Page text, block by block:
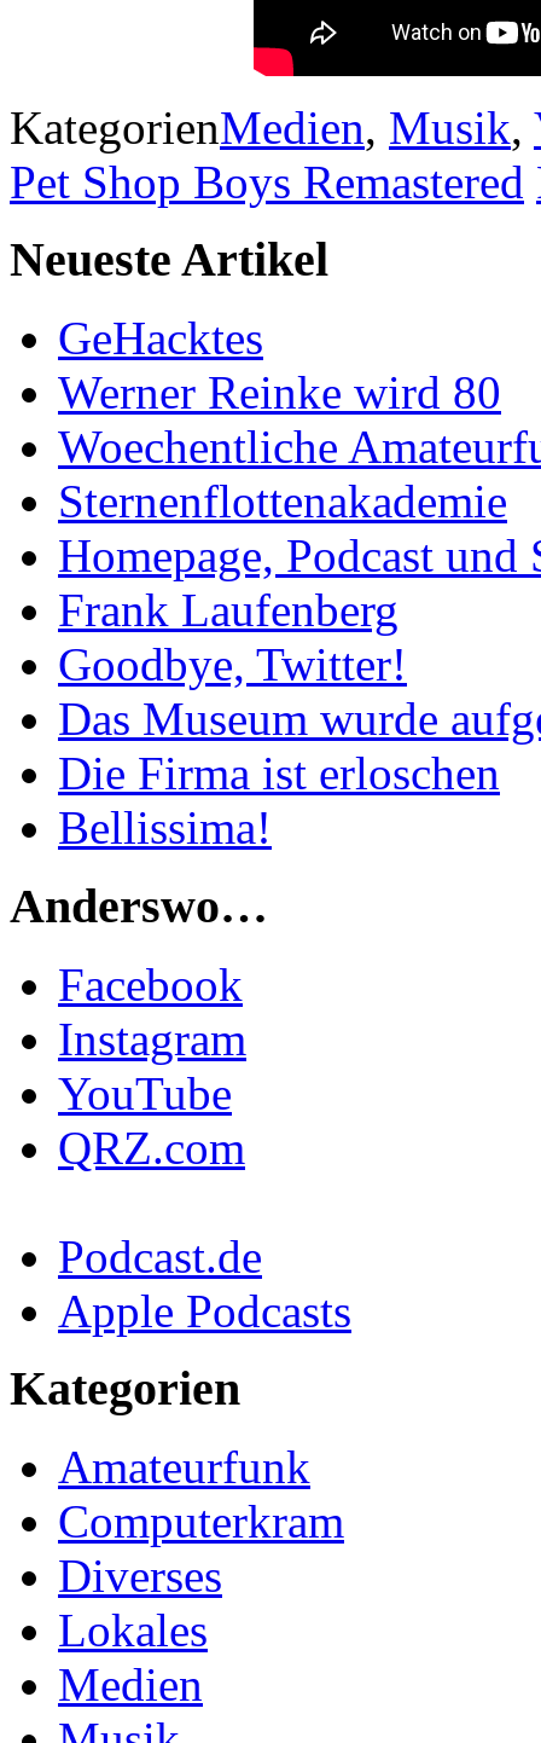
KategorienMedien, Musik,
Pet Shop Boys Remastered
Neueste Artikel
GeHacktes
Werner Reinke wird 80
Woechentliche
Sternenflottenakademie
Homepage, Podcast
Frank Laufenberg
Goodbye, Twitter!
Das Museum wurde
Die Firma ist erloschen
Bellissima!
Anderswo…
Facebook
Instagram
YouTube
QRZ.com
Podcast.de
Apple Podcasts
Kategorien
Amateurfunk
Computerkram
Diverses
Lokales
Medien